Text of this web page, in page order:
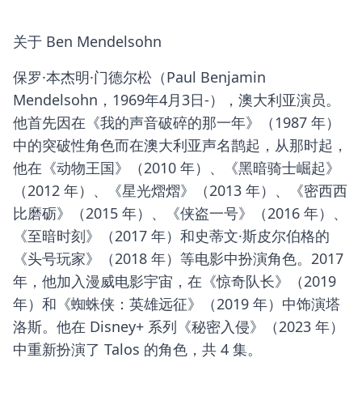
关于 Ben Mendelsohn
保罗·本杰明·门德尔松（Paul Benjamin
Mendelsohn，1969年4月3日-），澳大利亚演员。
他首先因在《我的声音破碎的那一年》（1987 年）
中的突破性角色而在澳大利亚声名鹊起，从那时起，
他在《动物王国》（2010 年）、《黑暗骑士崛起》
（2012 年）、《星光熠熠》（2013 年）、《密西西
比磨砺》（2015 年）、《侠盗一号》（2016 年）、
《至暗时刻》（2017 年）和史蒂文·斯皮尔伯格的
《头号玩家》（2018 年）等电影中扮演角色。2017
年，他加入漫威电影宇宙，在《惊奇队长》（2019
年）和《蜘蛛侠：英雄远征》（2019 年）中饰演塔
洛斯。他在 Disney+ 系列《秘密入侵》（2023 年）
中重新扮演了 Talos 的角色，共 4 集。